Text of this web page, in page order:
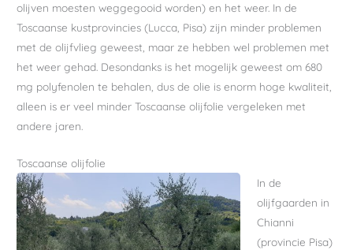
olijven moesten weggegooid worden) en het weer. In de
Toscaanse kustprovincies (Lucca, Pisa) zijn minder problemen
met de olijfvlieg geweest, maar ze hebben wel problemen met
het weer gehad. Desondanks is het mogelijk geweest om 680
mg polyfenolen te behalen, dus de olie is enorm hoge kwaliteit,
alleen is er veel minder Toscaanse olijfolie vergeleken met
andere jaren.
Toscaanse olijfolie
In de
olijfgaarden in
Chianni
(provincie Pisa)